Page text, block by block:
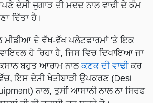
ਦੇਸੀ ਜੁਗਾੜ ਦੀ ਮਦਦ ਨਾਲ ਵਾਢੀ ਦੇ ਕੰਮ
ਦਿੱਤਾ ਹੈ।
ਮੀਡੀਆ ਦੇ ਵੱਖ-ਵੱਖ ਪਲੇਟਫਾਰਮਾਂ 'ਤੇ ਇਕ
ਹੋ ਰਿਹਾ ਹੈ, ਜਿਸ ਵਿਚ ਦਿਖਾਇਆ ਜਾ
ਬਹੁਤ ਆਰਾਮ ਨਾਲ ਕਣਕ ਦੀ ਵਾਢੀਕਰ
ਇਸ ਦੇਸੀ ਖੇਤੀਬਾੜੀ ਉਪਕਰਣ (Desi
ਨਾਲ, ਤੁਸੀਂ ਆਸਾਨੀ ਨਾਲ ਨਾ ਸਿਰਫ